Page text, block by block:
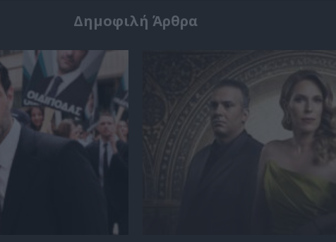
Δημοφιλή Άρθρα